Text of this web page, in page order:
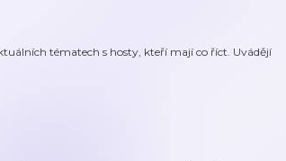
tématech s hosty, kteří mají co říct. Uvádějí